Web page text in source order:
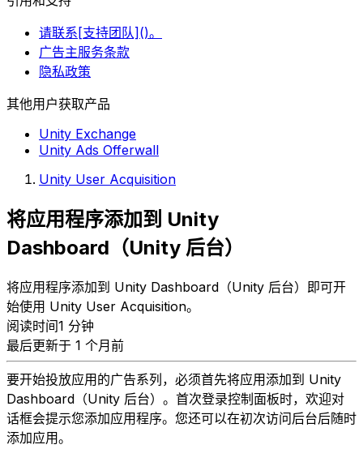
请联系[支持团队]()。
广告主服务条款
隐私政策
其他用户获取产品
Unity Exchange
Unity Ads Offerwall
Unity User Acquisition
将应用程序添加到 Unity
Dashboard（Unity 后台）
将应用程序添加到 Unity Dashboard（Unity 后台）即可开
始使用 Unity User Acquisition。
阅读时间1 分钟
最后更新于 1 个月前
要开始投放应用的广告系列，必须首先将应用添加到 Unity
Dashboard（Unity 后台）。首次登录控制面板时，欢迎对
话框会提示您添加应用程序。您还可以在初次访问后台后随时
添加应用。